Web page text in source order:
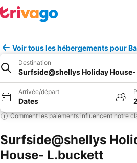
Voir tous les hébergements pour
Destination
Surfside@shellys Holiday
Arrivée/départ
Dates
Comment les paiements influencent notre
Surfside@shellys
House- L.buckett